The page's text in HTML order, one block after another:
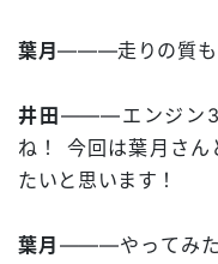
葉月―――走りの質も
井田―――エンジン3
ね！ 今回は葉月さん
たいと思います！
葉月 ―――やってみた